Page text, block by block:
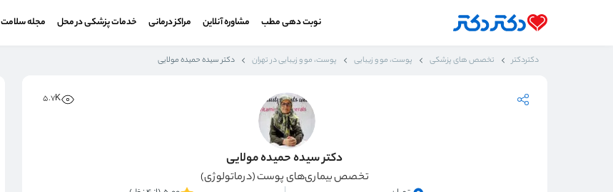
نوبت دهی مطب مشاوره آنلاین مراکز درمانی خدمات پزشکی در محل مجله سلامت
دکتردکتر تخصص های پزشکی پوست، مو و زیبایی پوست، مو و زیبایی در تهران دکتر سیده حمیده مولایی
5.7K
دکتر سیده حمیده مولایی
تخصص بیماری‌های پوست (درماتولوژی)